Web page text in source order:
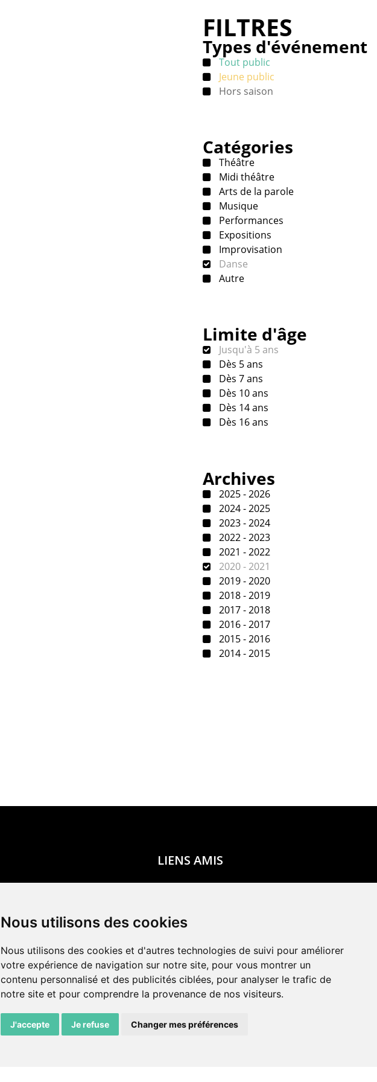
Nous utilisons des cookies
Nous utilisons des cookies et d'autres technologies de suivi pour améliorer
votre expérience de navigation sur notre site, pour vous montrer un
contenu personnalisé et des publicités ciblées, pour analyser le trafic de
notre site et pour comprendre la provenance de nos visiteurs.
J'accepte Je refuse Changer mes préférences
FILTRES
Types d'événement
Tout public
Jeune public
Hors saison
Catégories
Théâtre
Midi théâtre
Arts de la parole
Musique
Performances
Expositions
Improvisation
Danse
Autre
Limite d'âge
Jusqu'à 5 ans
Dès 5 ans
Dès 7 ans
Dès 10 ans
Dès 14 ans
Dès 16 ans
Archives
2025 - 2026
2024 - 2025
2023 - 2024
2022 - 2023
2021 - 2022
2020 - 2021
2019 - 2020
2018 - 2019
2017 - 2018
2016 - 2017
2015 - 2016
2014 - 2015
LIENS AMIS